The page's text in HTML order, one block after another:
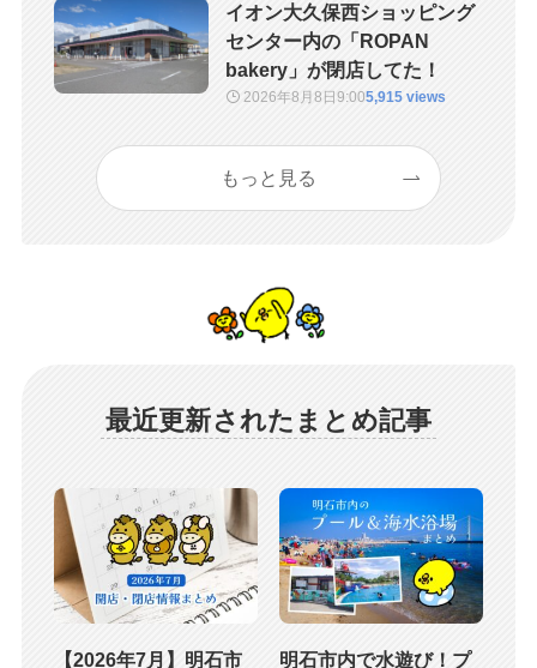
イオン大久保西ショッピング
センター内の「ROPAN
bakery」が閉店してた！
2026年8月8日9:005,915 views
もっと見る
最近更新されたまとめ記事
【2026年7月】明石市 明石市内で水遊び！プ